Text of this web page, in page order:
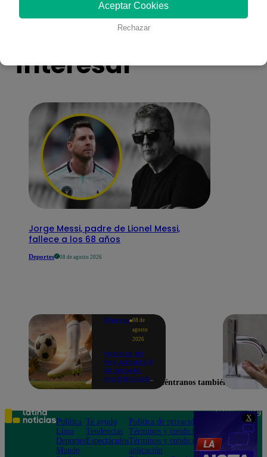
X
También te puede
interesar
Jorge Messi, padre de Lionel Messi,
fallece a los 68 años
Deportes 08 de agosto 2026
Deportes 08 de
agosto
2026
Partidos de
hoy, sábado 8
de agosto:
programación
Aceptar Cookies
Rechazar
Encuéntranos también en
Política
Lima
Deportes
Mundo
Te ayudo
Tendencias
Espectáculos
Política de privacidad
Términos y condiciones
Términos y condiciones
aplicación
Teléfono: 219
Av. San
Felipe 968
Jesús María